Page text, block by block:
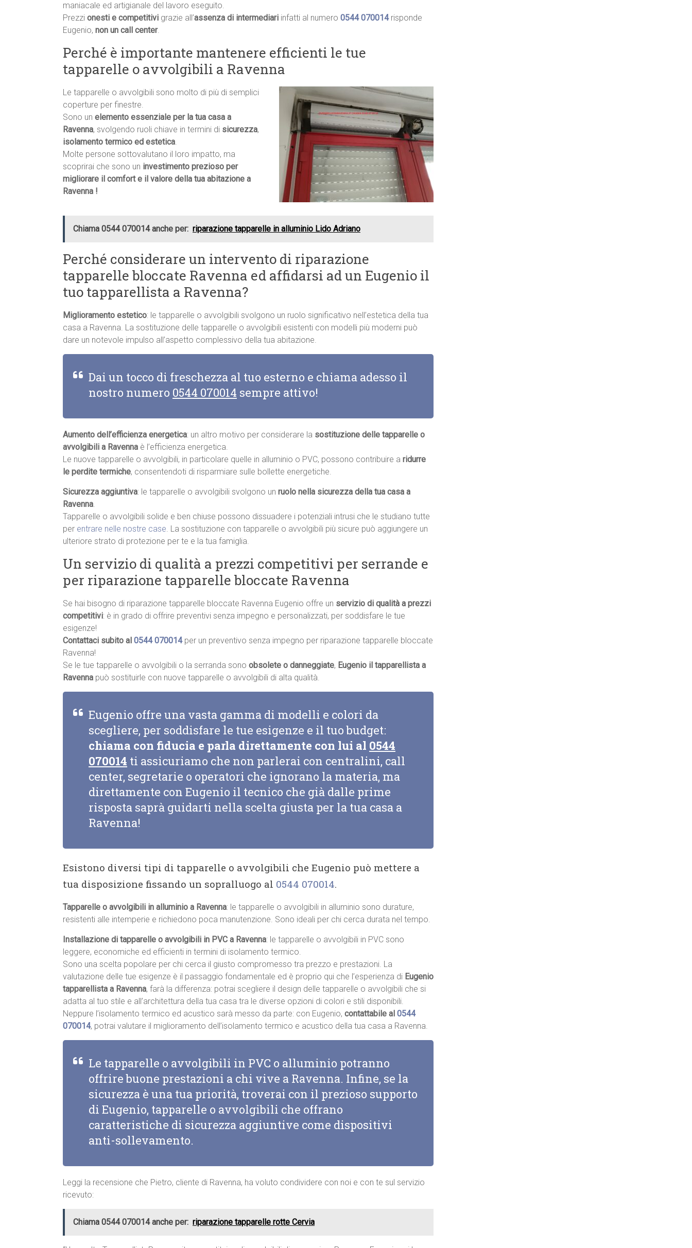
maniacale ed artigianale del lavoro eseguito.
Prezzi onesti e competitivi grazie all’assenza di intermediari infatti al numero 0544 070014 risponde
Eugenio, non un call center.
Perché è importante mantenere efficienti le tue
tapparelle o avvolgibili a Ravenna
Le tapparelle o avvolgibili sono molto di più di semplici
coperture per finestre.
Sono un elemento essenziale per la tua casa a
Ravenna, svolgendo ruoli chiave in termini di sicurezza,
isolamento termico ed estetica.
Molte persone sottovalutano il loro impatto, ma
scoprirai che sono un investimento prezioso per
migliorare il comfort e il valore della tua abitazione a
Ravenna !
Chiama 0544 070014 anche per: riparazione tapparelle in alluminio Lido Adriano
Perché considerare un intervento di riparazione
tapparelle bloccate Ravenna ed affidarsi ad un Eugenio il
tuo tapparellista a Ravenna?
Miglioramento estetico: le tapparelle o avvolgibili svolgono un ruolo significativo nell’estetica della tua
casa a Ravenna. La sostituzione delle tapparelle o avvolgibili esistenti con modelli più moderni può
dare un notevole impulso all’aspetto complessivo della tua abitazione.
Dai un tocco di freschezza al tuo esterno e chiama adesso il
nostro numero 0544 070014 sempre attivo!
Aumento dell’efficienza energetica: un altro motivo per considerare la sostituzione delle tapparelle o
avvolgibili a Ravenna è l’efficienza energetica.
Le nuove tapparelle o avvolgibili, in particolare quelle in alluminio o PVC, possono contribuire a ridurre
le perdite termiche, consentendoti di risparmiare sulle bollette energetiche.
Sicurezza aggiuntiva: le tapparelle o avvolgibili svolgono un ruolo nella sicurezza della tua casa a
Ravenna.
Tapparelle o avvolgibili solide e ben chiuse possono dissuadere i potenziali intrusi che le studiano tutte
per entrare nelle nostre case. La sostituzione con tapparelle o avvolgibili più sicure può aggiungere un
ulteriore strato di protezione per te e la tua famiglia.
Un servizio di qualità a prezzi competitivi per serrande e
per riparazione tapparelle bloccate Ravenna
Se hai bisogno di riparazione tapparelle bloccate Ravenna Eugenio offre un servizio di qualità a prezzi
competitivi: è in grado di offrire preventivi senza impegno e personalizzati, per soddisfare le tue
esigenze!
Contattaci subito al 0544 070014 per un preventivo senza impegno per riparazione tapparelle bloccate
Ravenna!
Se le tue tapparelle o avvolgibili o la serranda sono obsolete o danneggiate, Eugenio il tapparellista a
Ravenna può sostituirle con nuove tapparelle o avvolgibili di alta qualità.
Eugenio offre una vasta gamma di modelli e colori da
scegliere, per soddisfare le tue esigenze e il tuo budget:
chiama con fiducia e parla direttamente con lui al 0544
070014 ti assicuriamo che non parlerai con centralini, call
center, segretarie o operatori che ignorano la materia, ma
direttamente con Eugenio il tecnico che già dalle prime
risposta saprà guidarti nella scelta giusta per la tua casa a
Ravenna!
Esistono diversi tipi di tapparelle o avvolgibili che Eugenio può mettere a
tua disposizione fissando un sopralluogo al 0544 070014.
Tapparelle o avvolgibili in alluminio a Ravenna: le tapparelle o avvolgibili in alluminio sono durature,
resistenti alle intemperie e richiedono poca manutenzione. Sono ideali per chi cerca durata nel tempo.
Installazione di tapparelle o avvolgibili in PVC a Ravenna: le tapparelle o avvolgibili in PVC sono
leggere, economiche ed efficienti in termini di isolamento termico.
Sono una scelta popolare per chi cerca il giusto compromesso tra prezzo e prestazioni. La
valutazione delle tue esigenze è il passaggio fondamentale ed è proprio qui che l’esperienza di Eugenio
tapparellista a Ravenna, farà la differenza: potrai scegliere il design delle tapparelle o avvolgibili che si
adatta al tuo stile e all’architettura della tua casa tra le diverse opzioni di colori e stili disponibili.
Neppure l’isolamento termico ed acustico sarà messo da parte: con Eugenio, contattabile al 0544
070014, potrai valutare il miglioramento dell’isolamento termico e acustico della tua casa a Ravenna.
Le tapparelle o avvolgibili in PVC o alluminio potranno
offrire buone prestazioni a chi vive a Ravenna. Infine, se la
sicurezza è una tua priorità, troverai con il prezioso supporto
di Eugenio, tapparelle o avvolgibili che offrano
caratteristiche di sicurezza aggiuntive come dispositivi
anti-sollevamento.
Leggi la recensione che Pietro, cliente di Ravenna, ha voluto condividere con noi e con te sul servizio
ricevuto:
Chiama 0544 070014 anche per: riparazione tapparelle rotte Cervia